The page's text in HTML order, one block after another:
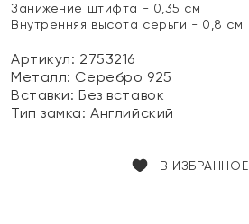
Занижение штифта - 0,35 см
Внутренняя высота серьги - 0,8 см
Артикул: 2753216
Металл: Серебро 925
Вставки:Без вставок
Тип замка:Английский
В ИЗБРАННОЕ